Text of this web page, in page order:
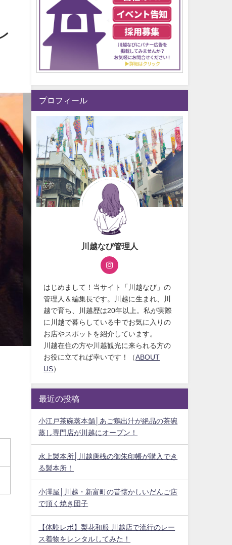
プロフィール
川越なび管理人
はじめまして！当サイト「川越なび」の
管理人＆編集長です。川越に生まれ、川
越で育ち、川越歴は20年以上。私が実際
に川越で暮らしている中でお気に入りの
お店やスポットを紹介しています。
川越在住の方や川越観光に来られる方の
お役に立てれば幸いです！（ABOUT
US）
最近の投稿
小江戸茶碗蒸本舗│あご鶏出汁が絶品の茶碗
蒸し専門店が川越にオープン！
水上製本所│川越唐桟の御朱印帳が購入でき
る製本所！
小澤屋│川越・新富町の昔懐かしいだんご店
で頂く焼き団子
【体験レポ】梨花和服 川越店で流行のレー
ス着物をレンタルしてみた！